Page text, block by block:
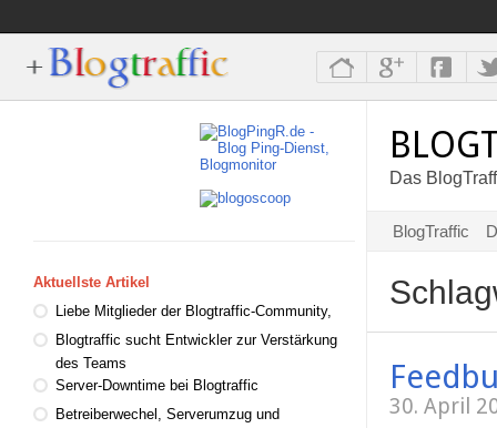
Aktuellste Artikel
Liebe Mitglieder der Blogtraffic-Community,
Blogtraffic sucht Entwickler zur Verstärkung
des Teams
Server-Downtime bei Blogtraffic
Betreiberwechel, Serverumzug und
Das
BlogTraffic
30. April